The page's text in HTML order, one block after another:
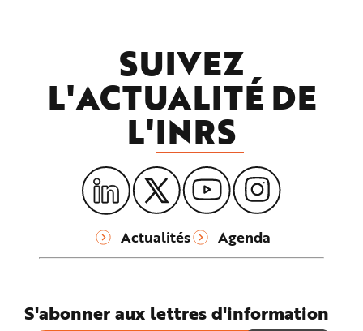
SUIVEZ
L'ACTUALITÉ DE
L'INRS
Actualités Agenda
S'abonner aux lettres d'information